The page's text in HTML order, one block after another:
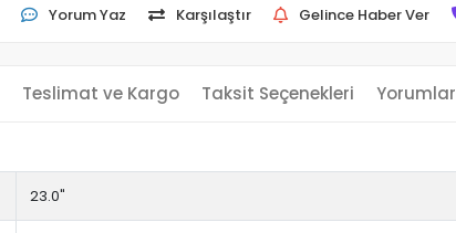
Yorum Yaz Karşılaştır Gelince Haber Ver
Teslimat ve Kargo Taksit Seçenekleri Yorumlar
23.0"